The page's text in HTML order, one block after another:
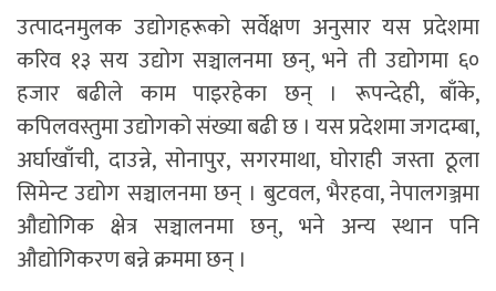
उत्पादनमुलक उद्योगहरूको सर्वेक्षण अनुसार यस प्रदेशमा
करिव १३ सय उद्योग सञ्चालनमा छन्, भने ती उद्योगमा ६०
हजार बढीले काम पाइरहेका छन् । रूपन्देही, बाँके,
कपिलवस्तुमा उद्योगको संख्या बढी छ । यस प्रदेशमा जगदम्बा,
अर्घाखाँची, दाउन्ने, सोनापुर, सगरमाथा, घोराही जस्ता ठूला
सिमेन्ट उद्योग सञ्चालनमा छन् । बुटवल, भैरहवा, नेपालगञ्जमा
औद्योगिक क्षेत्र सञ्चालनमा छन्, भने अन्य स्थान पनि
औद्योगिकरण बन्ने क्रममा छन् ।